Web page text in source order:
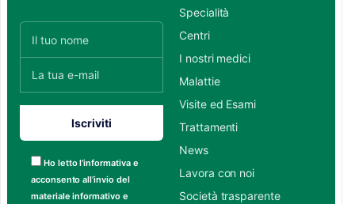
Ho letto l’informativa e
acconsento all’invio del
materiale informativo e
Specialità
Centri
I nostri medici
Malattie
Visite ed Esami
Trattamenti
News
Lavora con noi
Società trasparente